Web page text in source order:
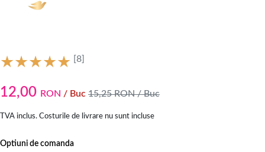
[8]
12,00 RON / Buc 15,25RON / Buc
TVA inclus. Costurile de livrare nu sunt incluse
Optiuni de comanda